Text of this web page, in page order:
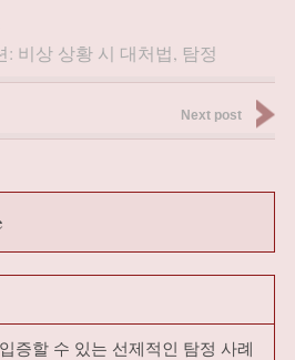
비상 상황 시 대처법, 탐정
Next post
증할 수 있는 선제적인 탐정 사례